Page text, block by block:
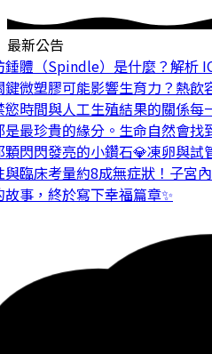
最新公告
體（Spindle）是什麼？解析
微塑膠可能影響生育力？熱飲
時間與人工生殖結果的關係每
最珍貴的緣分。 生命自然會找
閃閃發亮的小鑽石💎凍卵與試
臨床考量約8成無症狀！子宮內
事，終於寫下幸福篇章✨